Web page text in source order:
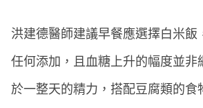
洪建德醫師建議早餐應選擇白米飯
任何添加，且血糖上升的幅度並非
於一整天的精力，搭配豆腐類的食